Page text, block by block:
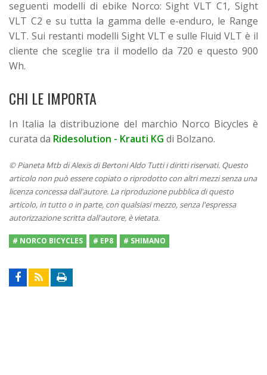
seguenti modelli di ebike Norco: Sight VLT C1, Sight
VLT C2 e su tutta la gamma delle e-enduro, le Range
VLT. Sui restanti modelli Sight VLT e sulle Fluid VLT è il
cliente che sceglie tra il modello da 720 e questo 900
Wh.
CHI LE IMPORTA
In Italia la distribuzione del marchio Norco Bicycles è
curata da Ridesolution - Krauti KG di Bolzano.
© Pianeta Mtb di Alexis di Bertoni Aldo Tutti i diritti riservati. Questo
articolo non può essere copiato o riprodotto con altri mezzi senza una
licenza concessa dall'autore. La riproduzione pubblica di questo
articolo, in tutto o in parte, con qualsiasi mezzo, senza l'espressa
autorizzazione scritta dall'autore, è vietata.
# NORCO BICYCLES # EP8 # SHIMANO